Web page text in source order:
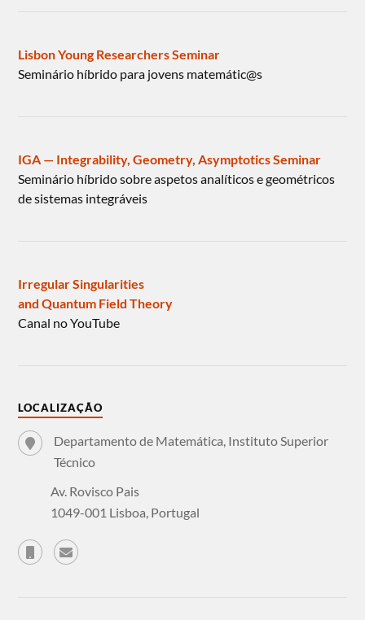
Lisbon Young Researchers Seminar
Seminário híbrido para jovens matemátic@s
IGA — Integrability, Geometry, Asymptotics Seminar
Seminário híbrido sobre aspetos analíticos e geométricos
de sistemas integráveis
Irregular Singularities
and Quantum Field Theory
Canal no YouTube
LOCALIZAÇÃO
Departamento de Matemática, Instituto Superior
Técnico
Av. Rovisco Pais
1049-001 Lisboa, Portugal